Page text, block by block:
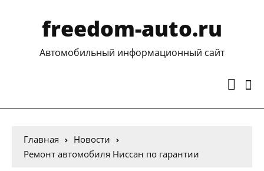
freedom-auto.ru
Автомобильный информационный сайт
Главная
Новости
Ремонт автомобиля Ниссан по гарантии